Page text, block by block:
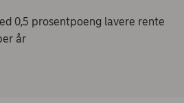
0,5 prosentpoeng lavere rente
år